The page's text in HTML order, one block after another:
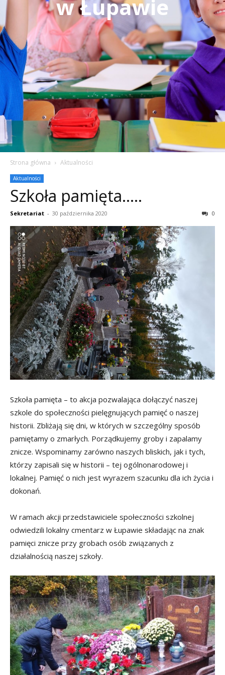
w Łupawie
Strona główna Aktualności
Aktualności
Szkoła pamięta…..
Sekretariat - 30 października 2020 0
Szkoła pamięta – to akcja pozwalająca dołączyć naszej
szkole do społeczności pielęgnujących pamięć o naszej
historii. Zbliżają się dni, w których w szczególny sposób
pamiętamy o zmarłych. Porządkujemy groby i zapalamy
znicze. Wspominamy zarówno naszych bliskich, jak i tych,
którzy zapisali się w historii – tej ogólnonarodowej i
lokalnej. Pamięć o nich jest wyrazem szacunku dla ich życia i
dokonań.
W ramach akcji przedstawiciele społeczności szkolnej
odwiedzili lokalny cmentarz w Łupawie składając na znak
pamięci znicze przy grobach osób związanych z
działalnością naszej szkoły.